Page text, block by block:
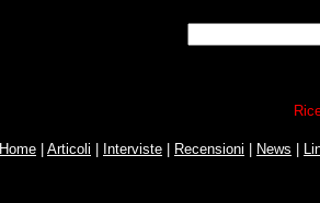
Home Articoli Interviste Recensioni News